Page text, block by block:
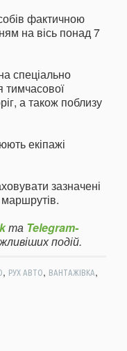
фактичною
на вісь понад 7
спеціально
а також поблизу
екіпажі
зазначені
та Telegram-
подій.
, РУХ АВТО, ВАНТАЖІВКА,